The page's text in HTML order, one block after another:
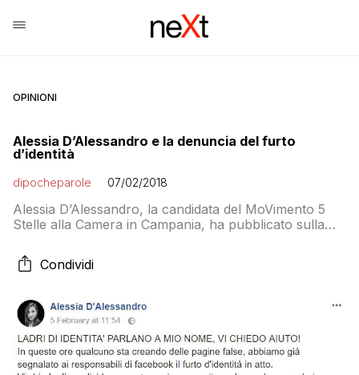
OPINIONI
Alessia D’Alessandro e la denuncia del furto
d’identità
dipocheparole 07/02/2018
Alessia D’Alessandro, la candidata del MoVimento 5
Stelle alla Camera in Campania, ha pubblicato sulla
furto d’identità: LADRI DI IDENTITA’ PARLANO A MIO
NOME, VI CHIEDO AIUTO! In queste ore qualcuno sta
responsabili di facebook il furto d’identità in […]
Condividi